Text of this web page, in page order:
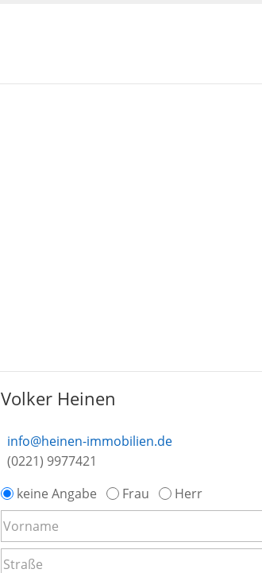
Volker Heinen
info@heinen-immobilien.de
(0221) 9977421
keine Angabe
Frau Herr